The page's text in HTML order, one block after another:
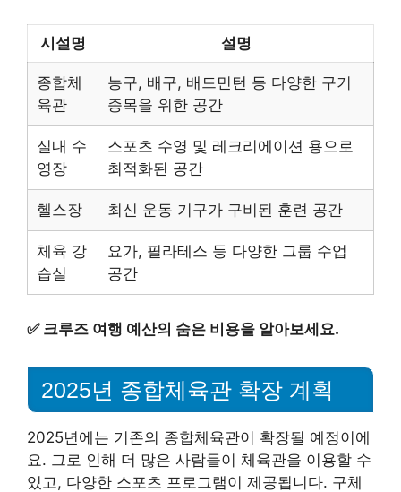
시설명 설명
종합체
육관
농구, 배구, 배드민턴 등 다양한 구기
종목을 위한 공간
실내 수
영장
스포츠 수영 및 레크리에이션 용으로
최적화된 공간
헬스장 최신 운동 기구가 구비된 훈련 공간
체육 강
습실
요가, 필라테스 등 다양한 그룹 수업
공간
✅ 크루즈 여행 예산의 숨은 비용을 알아보세요.
2025년 종합체육관 확장 계획
2025년에는 기존의 종합체육관이 확장될 예정이에
요. 그로 인해 더 많은 사람들이 체육관을 이용할 수
있고, 다양한 스포츠 프로그램이 제공됩니다. 구체